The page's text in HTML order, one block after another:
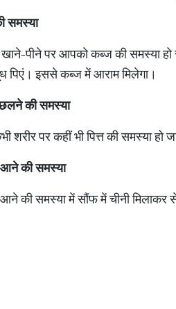
समस्या
पीने पर आपको कब्ज की समस्या
पिएं। इससे कब्ज में आराम मिलेगा।
कीसमस्या
शरीर पर कहीं भी पित्त की समस्या हो
आनेकीसमस्या
की समस्या में सौंफ में चीनी मिलाकर